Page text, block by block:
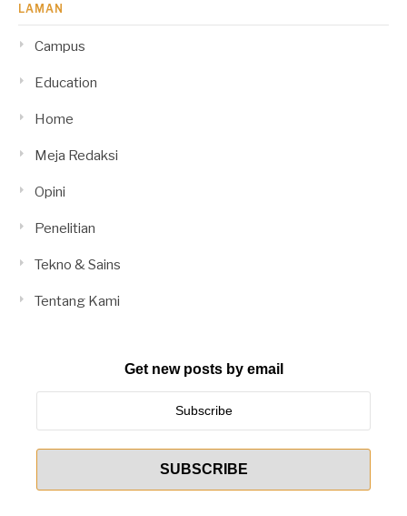
LAMAN
Campus
Education
Home
Meja Redaksi
Opini
Penelitian
Tekno & Sains
Tentang Kami
Get new posts by email